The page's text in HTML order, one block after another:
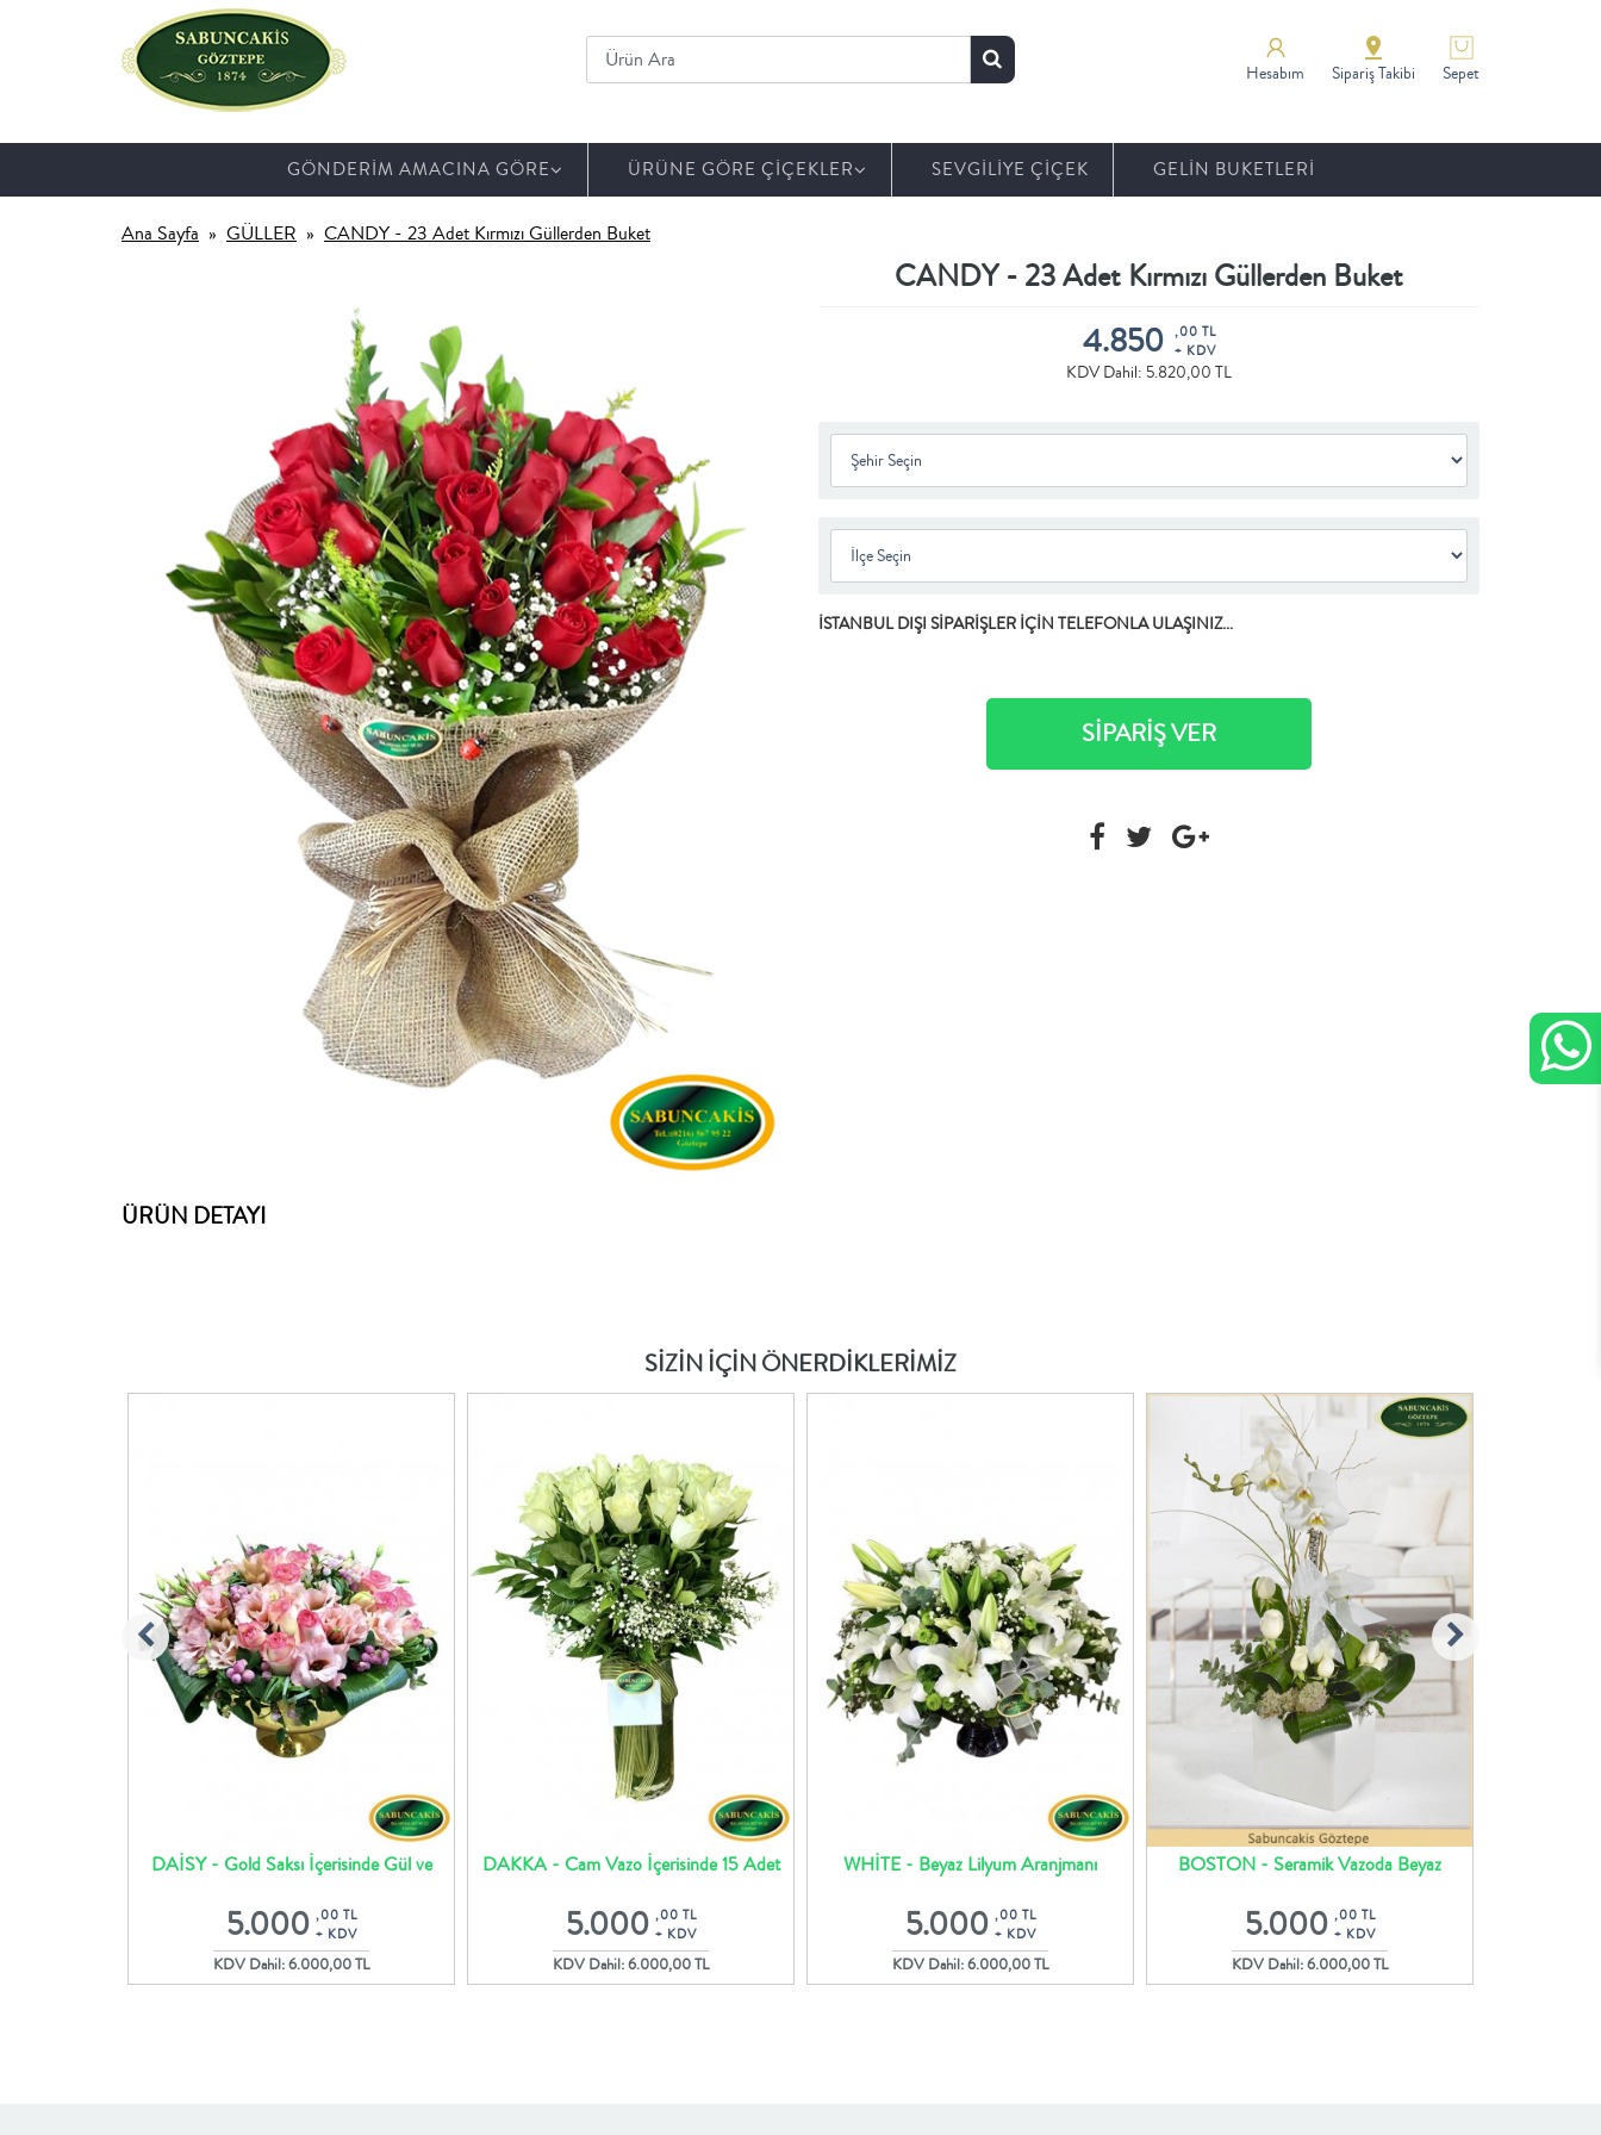
Hesabım Sipariş Takibi Sepet
GÖNDERİM AMACINA GÖRE ÜRÜNE GÖRE ÇİÇEKLER SEVGİLİYE ÇİÇEK GELİN BUKETLERİ
Ana Sayfa GÜLLER CANDY - 23 Adet Kırmızı Güllerden Buket
CANDY - 23 Adet Kırmızı Güllerden Buket
4.850
,00 TL
+ KDV
KDV Dahil: 5.820,00 TL
İSTANBUL DIŞI SİPARİŞLER İÇİN TELEFONLA ULAŞINIZ...
SİPARİŞ VER
ÜRÜN DETAYI
SİZİN İÇİN ÖNERDİKLERİMİZ
DAİSY - Gold Saksı İçerisinde Gül ve
5.000 ,00 TL
+ KDV
KDV Dahil: 6.000,00 TL
DAKKA - Cam Vazo İçerisinde 15 Adet
5.000 ,00 TL
+ KDV
KDV Dahil: 6.000,00 TL
WHİTE - Beyaz Lilyum Aranjmanı
5.000 ,00 TL
+ KDV
KDV Dahil: 6.000,00 TL
BOSTON - Seramik Vazoda Beyaz
5.000 ,00 TL
+ KDV
KDV Dahil: 6.000,00 TL